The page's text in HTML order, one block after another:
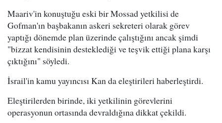
Maariv'in konuştuğu eski bir Mossad yetkilisi de
Gofman'ın başbakanın askeri sekreteri olarak görev
yaptığı dönemde plan üzerinde çalıştığını ancak şimdi
"bizzat kendisinin desteklediği ve teşvik ettiği plana karşı
çıktığını" söyledi.
İsrail'in kamu yayıncısı Kan da eleştirileri haberleştirdi.
Eleştirilerden birinde, iki yetkilinin görevlerini
operasyonun ortasında devraldığına dikkat çekildi.